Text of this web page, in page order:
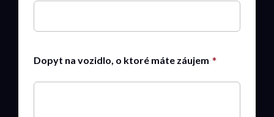
Dopyt na vozidlo, o ktoré máte záujem